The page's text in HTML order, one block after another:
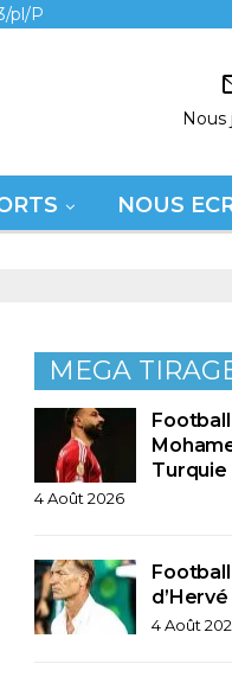
pl/P
Nous
NOUS
MEGA
Turquie
4 Août 2026
4 Août